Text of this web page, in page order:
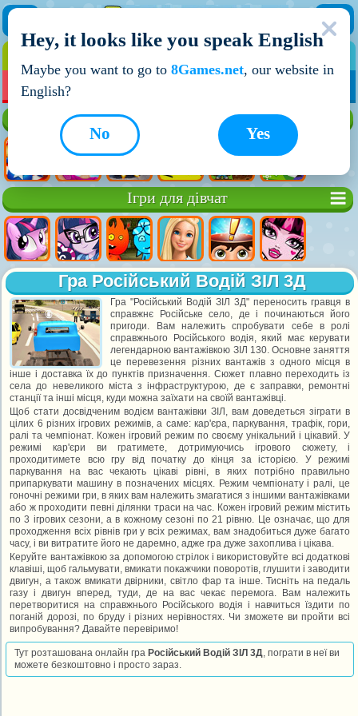
НОВІ ІГРИ
Ігри для дівчат
Гра Російський Водій ЗІЛ 3Д
Гра "Російський Водій ЗІЛ 3Д" переносить гравця в
справжнє Російське село, де і починаються його
пригоди. Вам належить спробувати себе в ролі
справжнього Російського водія, який має керувати
легендарною вантажівкою ЗІЛ 130. Основне заняття
це перевезення різних вантажів з одного місця в
інше і доставка їх до пунктів призначення. Сюжет плавно переходить із
села до невеликого міста з інфраструктурою, де є заправки, ремонтні
станції та інші місця, куди можна заїхати на своїй вантажівці.
Щоб стати досвідченим водієм вантажівки ЗІЛ, вам доведеться зіграти в
цілих 6 різних ігрових режимів, а саме: кар'єра, паркування, трафік, гори,
ралі та чемпіонат. Кожен ігровий режим по своєму унікальний і цікавий. У
режимі кар'єри ви гратимете, дотримуючись ігрового сюжету, і
проходитимете всю гру від початку до кінця за історією. У режимі
паркування на вас чекають цікаві рівні, в яких потрібно правильно
припаркувати машину в позначених місцях. Режим чемпіонату і ралі, це
гоночні режими гри, в яких вам належить змагатися з іншими вантажівками
або ж проходити певні ділянки траси на час. Кожен ігровий режим містить
по 3 ігрових сезони, а в кожному сезоні по 21 рівню. Це означає, що для
проходження всіх рівнів гри у всіх режимах, вам знадобиться дуже багато
часу, і ви витратите його не даремно, адже гра дуже захоплива і цікава.
Керуйте вантажівкою за допомогою стрілок і використовуйте всі додаткові
клавіші, щоб гальмувати, вмикати покажчики поворотів, глушити і заводити
двигун, а також вмикати двірники, світло фар та інше. Тисніть на педаль
газу і двигун вперед, туди, де на вас чекає перемога. Вам належить
перетворитися на справжнього Російського водія і навчиться їздити по
поганій дорозі, по бруду і різних нерівностях. Чи зможете ви пройти всі
випробування? Давайте перевіримо!
Тут розташована онлайн гра Російський Водій ЗІЛ 3Д, пограти в неї ви
можете безкоштовно і просто зараз.
Hey, it looks like you speak English
Maybe you want to go to 8Games.net, our website in
English?
Yes
No